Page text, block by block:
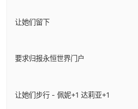
让她们留下
要求归报永恒世界门户
让她们步行 - 佩妮+1 达莉亚+1